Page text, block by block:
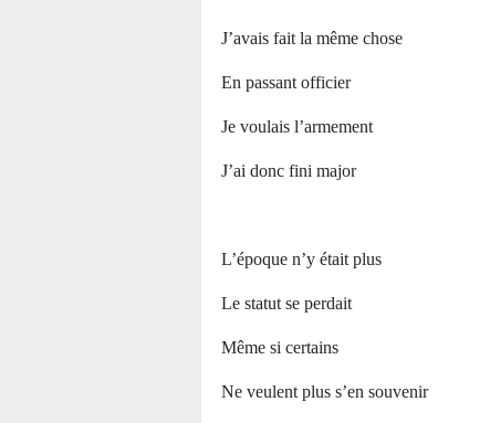
J’avais fait la même chose
En passant officier
Je voulais l’armement
J’ai donc fini major
L’époque n’y était plus
Le statut se perdait
Même si certains
Ne veulent plus s’en souvenir